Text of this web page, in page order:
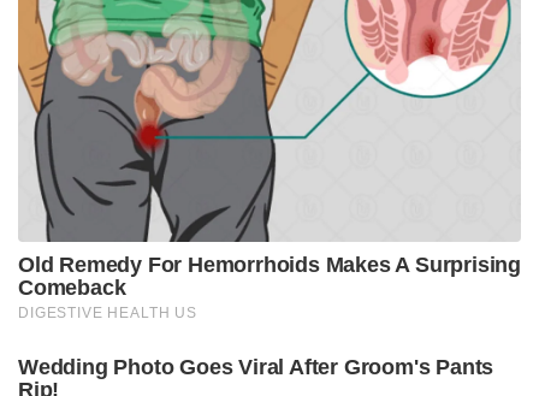
അണികളിൽ നിന്നും ലഭിച്ചുകൊണ്ടിരിക്കുന്നതെന്നും
എ.കെ. ബാലൻ കൂട്ടിച്ചേർത്തു. മദ്യ നികുതി
വിവാദത്തിൽ ഭരണപക്ഷത്ത് തർക്കങ്ങൾ
മുറുകുന്നതിനിടെ മുതിർന്ന ഇടത് നേതാവ് തന്നെ
നിയമവശങ്ങൾ ചൂണ്ടിക്കാട്ടി രംഗത്തെത്തിയത്
സർക്കാരിനെ കൂടുതൽ പ്രതിരോധത്തിലാക്കിയിട്ടുണ്ട്.
Tags: